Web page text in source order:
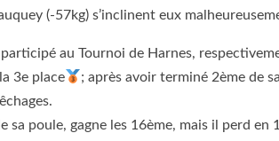
(-57kg) s’inclinent eux
au Tournoi de Harnes,
3e place
; après avoir terminé 2ème de
sa poule, gagne les 16ème, mais il perd en